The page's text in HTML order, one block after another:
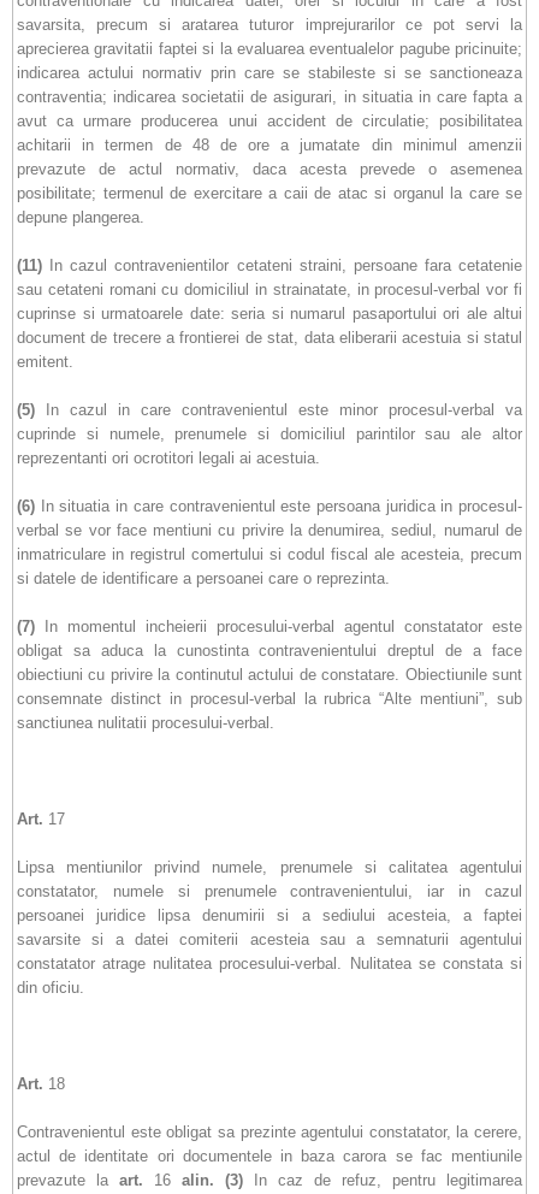
savarsita, precum si aratarea tuturor imprejurarilor ce pot servi la
aprecierea gravitatii faptei si la evaluarea eventualelor pagube pricinuite;
indicarea actului normativ prin care se stabileste si se sanctioneaza
contraventia; indicarea societatii de asigurari, in situatia in care fapta a
avut ca urmare producerea unui accident de circulatie; posibilitatea
achitarii in termen de 48 de ore a jumatate din minimul amenzii
prevazute de actul normativ, daca acesta prevede o asemenea
posibilitate; termenul de exercitare a caii de atac si organul la care se
depune plangerea.
(11)
In cazul contravenientilor cetateni straini, persoane fara cetatenie
sau cetateni romani cu domiciliul in strainatate, in procesul-verbal vor fi
cuprinse si urmatoarele date: seria si numarul pasaportului ori ale altui
document de trecere a frontierei de stat, data eliberarii acestuia si statul
emitent.
(5)
In cazul in care contravenientul este minor procesul-verbal va
cuprinde si numele, prenumele si domiciliul parintilor sau ale altor
reprezentanti ori ocrotitori legali ai acestuia.
(6)
In situatia in care contravenientul este persoana juridica in procesul-
verbal se vor face mentiuni cu privire la denumirea, sediul, numarul de
inmatriculare in registrul comertului si codul fiscal ale acesteia, precum
si datele de identificare a persoanei care o reprezinta.
(7)
In momentul incheierii procesului-verbal agentul constatator este
obligat sa aduca la cunostinta contravenientului dreptul de a face
obiectiuni cu privire la continutul actului de constatare. Obiectiunile sunt
consemnate distinct in procesul-verbal la rubrica “Alte mentiuni”, sub
sanctiunea nulitatii procesului-verbal.
Art. 17
Lipsa mentiunilor privind numele, prenumele si calitatea agentului
constatator, numele si prenumele contravenientului, iar in cazul
persoanei juridice lipsa denumirii si a sediului acesteia, a faptei
savarsite si a datei comiterii acesteia sau a semnaturii agentului
constatator atrage nulitatea procesului-verbal. Nulitatea se constata si
din oficiu.
Art. 18
Contravenientul este obligat sa prezinte agentului constatator, la cerere,
actul de identitate ori documentele in baza carora se fac mentiunile
prevazute la art. 16 alin. (3)
In caz de refuz, pentru legitimarea